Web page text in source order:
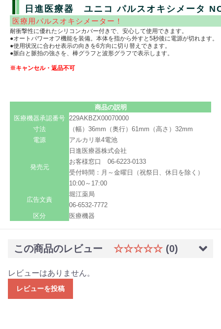
日進医療器 ユニコ パルスオキシメータ
医療用パルスオキシメーター！
耐衝撃性に優れたシリコンカバー付きで、安心して使用できます。
●オートパワーオフ機能を装備。本体を指から外すと5秒後に電源が切れます。
●使用状況に合わせ表示の向きを6方向に切り替えできます。
●脈白と脈拍の強さを、棒グラフと波形グラフで表示します。
※キャンセル・返品不可
商品の説明
医療機器承認番号 229AKBZX00070000
寸法
（幅）36mm（奥行）61mm（高さ）32mm
電源
アルカリ単4電池
発売元
日進医療器株式会社
お客様窓口 06-6223-0133
受付時間：月～金曜日（祝祭日、休日を除く）
10:00～17:00
広告文責
堀江薬局
06-6532-7772
区分
医療機器
この商品のレビュー ☆☆☆☆☆ (0)
レビューはありません。
レビューを投稿